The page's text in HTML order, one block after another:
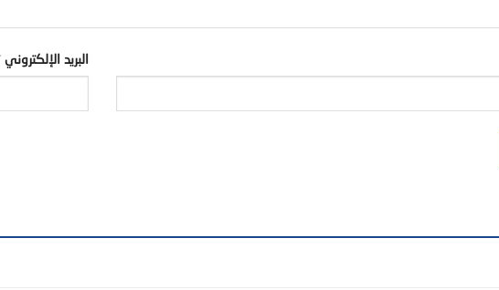
البريد الإلكتروني